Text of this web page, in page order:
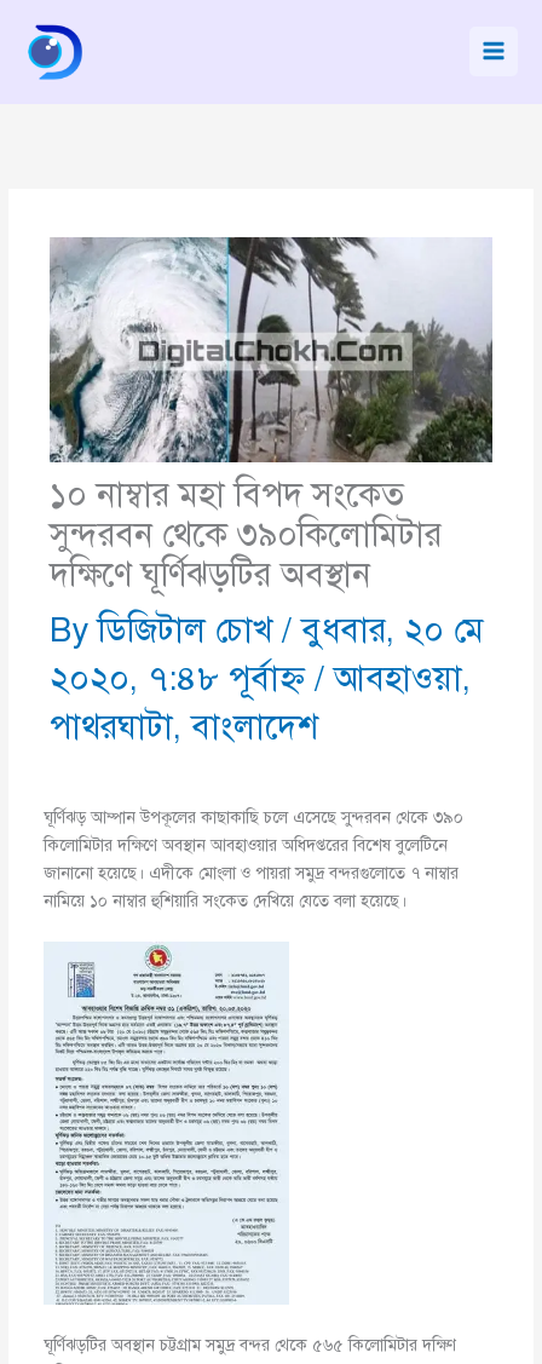
content
১০ নাম্বার মহা বিপদ সংকেত
সুন্দরবন থেকে ৩৯০কিলোমিটার
দক্ষিণে ঘূর্ণিঝড়টির অবস্থান
Byডিজিটাল চোখ/বুধবার, ২০ মে
২০২০, ৭:৪৮ পূর্বাহ্ণ/আবহাওয়া,
পাথরঘাটা,বাংলাদেশ
ঘূর্ণিঝড় আম্পান উপকূলের কাছাকাছি চলে এসেছে সুন্দরবন থেকে ৩৯০
কিলোমিটার দক্ষিণে অবস্থান আবহাওয়ার অধিদপ্তরের বিশেষ বুলেটিনে
জানানো হয়েছে। এদীকে মোংলা ও পায়রা সমুদ্র বন্দরগুলোতে ৭ নাম্বার
নামিয়ে ১০ নাম্বার হুশিয়ারি সংকেত দেখিয়ে যেতে বলা হয়েছে।
ঘূর্ণিঝড়টির অবস্থান চট্টগ্রাম সমুদ্র বন্দর থেকে ৫৬৫ কিলোমিটার দক্ষিণ